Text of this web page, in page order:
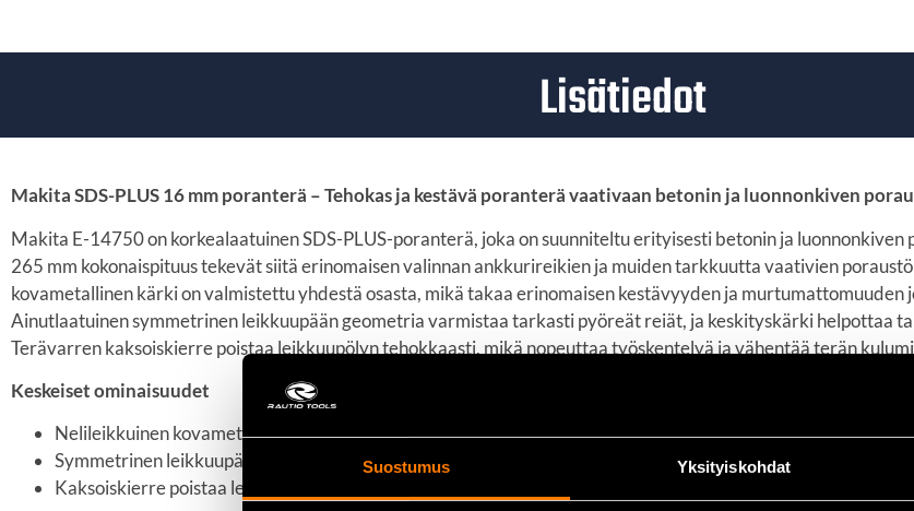
Suostumus Yksityiskohdat
Lisätiedot
Makita SDS-PLUS 16 mm poranterä – Tehokas ja kestävä poranterä vaativaan betonin ja luonnonkiven
Makita E-14750 on korkealaatuinen SDS-PLUS-poranterä, joka on suunniteltu erityisesti betonin ja luonnonkiven
265 mm kokonaispituus tekevät siitä erinomaisen valinnan ankkurireikien ja muiden tarkkuutta vaativien
kovametallinen kärki on valmistettu yhdestä osasta, mikä takaa erinomaisen kestävyyden ja
Ainutlaatuinen symmetrinen leikkuupään geometria varmistaa tarkasti pyöreät reiät, ja keskityskärki helpottaa
Terävarren kaksoiskierre poistaa leikkuupölyn tehokkaasti, mikä nopeuttaa työskentelyä ja vähentää terän
Keskeiset ominaisuudet
Nelileikkuinen kovametallinen kärki yhdestä osasta takaa kestävyyden.
Symmetrinen leikkuupään geometria varmistaa tarkasti pyöreät reiät.
Kaksoiskierre poistaa leikkuupölyn tehokkaasti reiästä.